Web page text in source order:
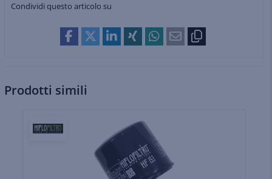
Condividi questo articolo su
Prodotti simili